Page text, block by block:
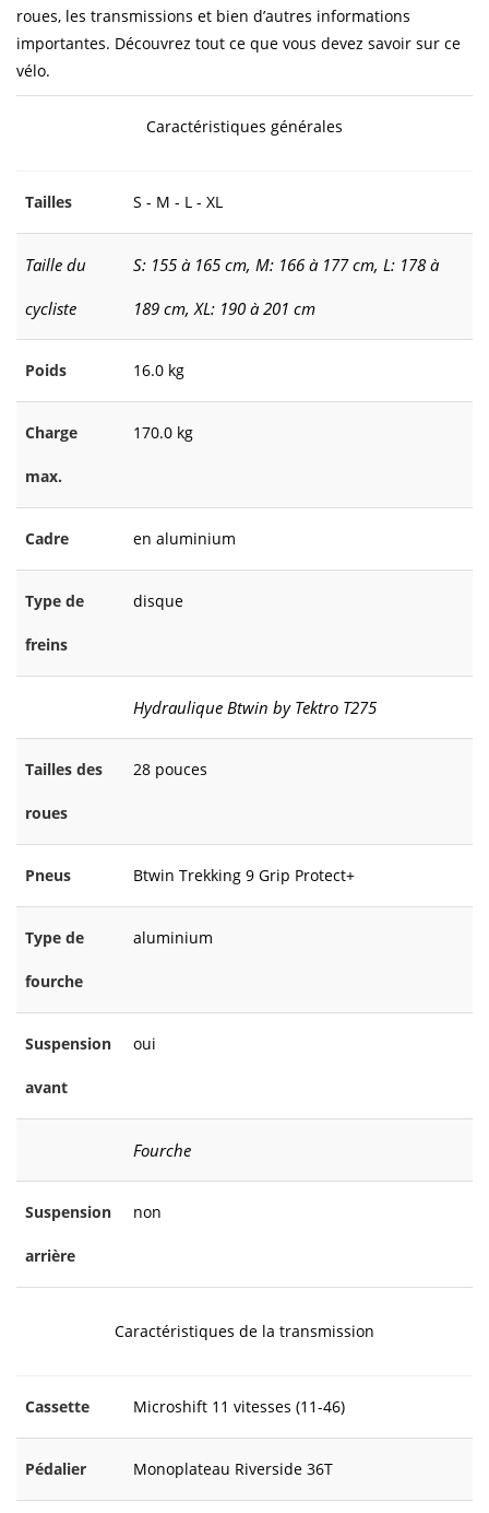
roues, les transmissions et bien d’autres informations
importantes. Découvrez tout ce que vous devez savoir sur ce
vélo.
Caractéristiques générales
Tailles S - M - L - XL
Taille du
cycliste
S: 155 à 165 cm, M: 166 à 177 cm, L: 178 à
189 cm, XL: 190 à 201 cm
Poids 16.0 kg
Charge
max.
170.0 kg
Cadre en aluminium
Type de
freins
disque
Hydraulique Btwin by Tektro T275
Tailles des
roues
28 pouces
Pneus Btwin Trekking 9 Grip Protect+
Type de
fourche
aluminium
Suspension
avant
oui
Fourche
Suspension
arrière
non
Caractéristiques de la transmission
Cassette Microshift 11 vitesses (11-46)
Pédalier Monoplateau Riverside 36T